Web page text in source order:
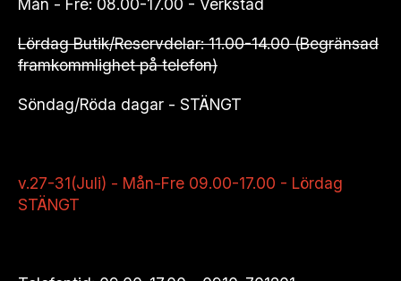
Mån - Fre: 08.00-17.00 - Verkstad
Lördag Butik/Reservdelar: 11.00-14.00 (Begränsad
framkommlighet på telefon)
Söndag/Röda dagar - STÄNGT
v.27-31(Juli) - Mån-Fre 09.00-17.00 - Lördag
STÄNGT